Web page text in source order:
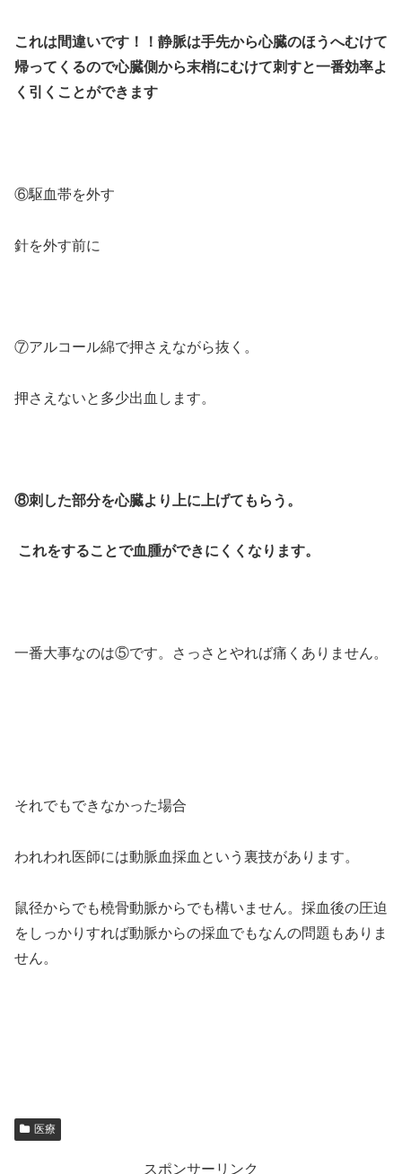
これは間違いです！！静脈は手先から心臓のほうへむけて
帰ってくるので心臓側から末梢にむけて刺すと一番効率よ
く引くことができます
⑥駆血帯を外す
針を外す前に
⑦アルコール綿で押さえながら抜く。
押さえないと多少出血します。
⑧刺した部分を心臓より上に上げてもらう。
これをすることで血腫ができにくくなります。
一番大事なのは⑤です。さっさとやれば痛くありません。
それでもできなかった場合
われわれ医師には動脈血採血という裏技があります。
鼠径からでも橈骨動脈からでも構いません。採血後の圧迫
をしっかりすれば動脈からの採血でもなんの問題もありま
せん。
医療
スポンサーリンク